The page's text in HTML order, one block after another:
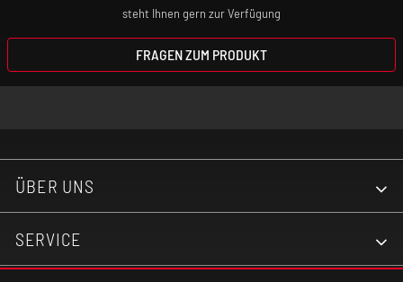
steht Ihnen gern zur Verfügung
FRAGEN ZUM PRODUKT
ÜBER UNS
SERVICE